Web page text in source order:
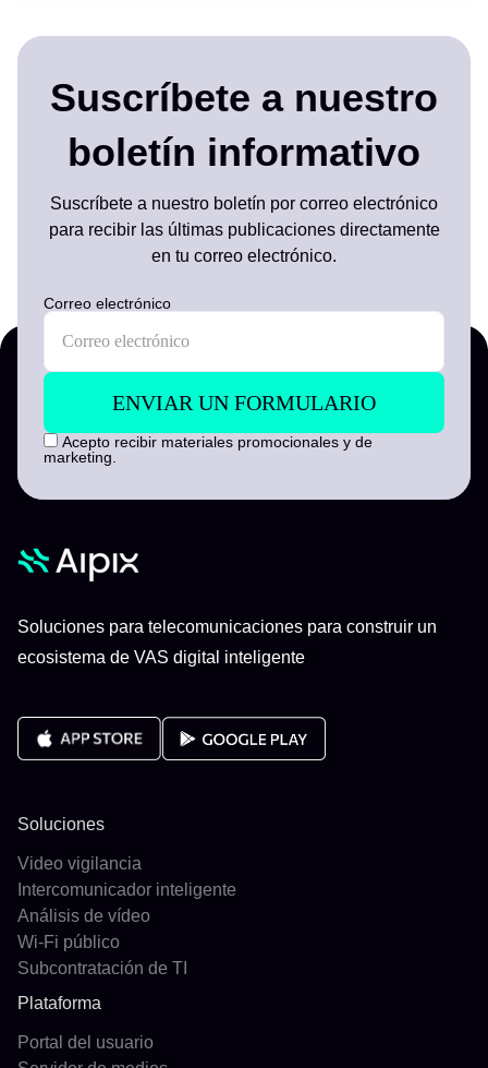
Suscríbete a nuestro
boletín informativo
Suscríbete a nuestro boletín por correo electrónico
para recibir las últimas publicaciones directamente
en tu correo electrónico.
Correo electrónico
Acepto recibir materiales promocionales y de
marketing.
Soluciones para telecomunicaciones para construir un
ecosistema de VAS digital inteligente
Soluciones
Video vigilancia
Intercomunicador inteligente
Análisis de vídeo
Wi-Fi público
Subcontratación de TI
Plataforma
Portal del usuario